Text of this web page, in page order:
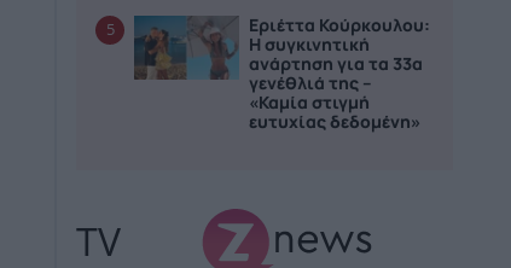
5
Εριέττα Κούρκουλου:
Η συγκινητική
ανάρτηση για τα 33α
γενέθλιά της –
«Καμία στιγμή
ευτυχίας δεδομένη»
TV